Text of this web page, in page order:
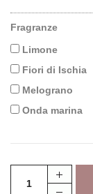
Fragranze
Limone
Fiori di Ischia
Melograno
Onda marina